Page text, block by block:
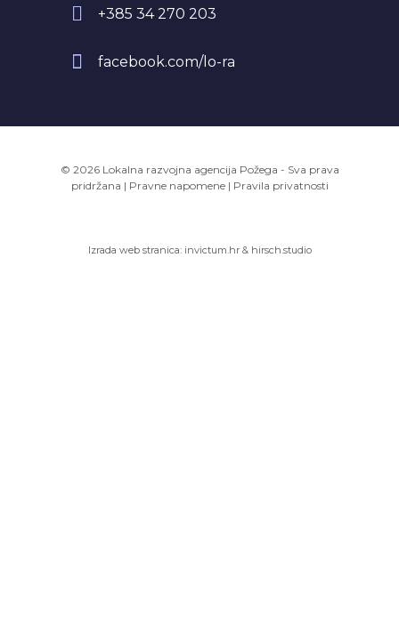
+385 34 270 203
facebook.com/lo-ra
© 2026 Lokalna razvojna agencija Požega - Sva prava
pridržana | Pravne napomene | Pravila privatnosti
Izrada web stranica: invictum.hr& hirsch.studio